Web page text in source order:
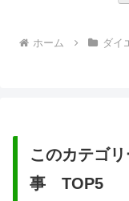
ホーム ダイ
このカテゴ
事 TOP5